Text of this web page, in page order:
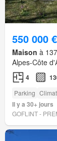
550 000 €
Maison à
Alpes-Côte
4
Parking
Il y a 30+ jours
GOFLINT -